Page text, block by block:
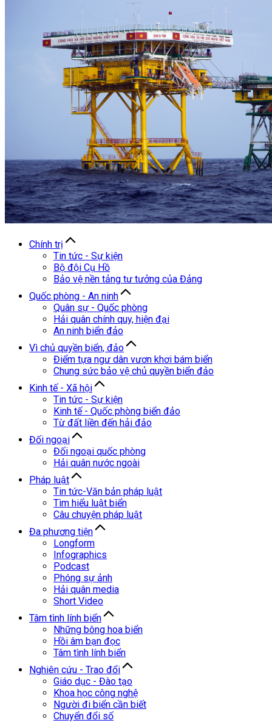
Chính trị
Tin tức - Sự kiện
Bộ đội Cụ Hồ
Bảo vệ nền tảng tư tưởng của Đảng
Quốc phòng - An ninh
Quân sự - Quốc phòng
Hải quân chính quy, hiện đại
An ninh biển đảo
Vì chủ quyền biển, đảo
Điểm tựa ngư dân vươn khơi bám biển
Chung sức bảo vệ chủ quyền biển đảo
Kinh tế - Xã hội
Tin tức - Sự kiện
Kinh tế - Quốc phòng biển đảo
Từ đất liền đến hải đảo
Đối ngoại
Đối ngoại quốc phòng
Hải quân nước ngoài
Pháp luật
Tin tức-Văn bản pháp luật
Tìm hiểu luật biển
Câu chuyện pháp luật
Đa phương tiện
Longform
Infographics
Podcast
Phóng sự ảnh
Hải quân media
Short Video
Tâm tình lính biển
Những bông hoa biển
Hồi âm bạn đọc
Tâm tình lính biển
Nghiên cứu - Trao đổi
Giáo dục - Đào tạo
Khoa học công nghệ
Người đi biển cần biết
Chuyển đổi số